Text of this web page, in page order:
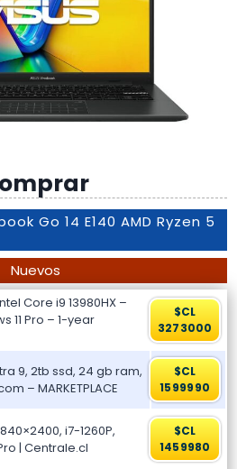
Go 14 E140 AMD Ryzen 5
Nuevos
Core i9 13980HX –
11 Pro – 1-year
$CL
3273000
9, 2tb ssd, 24 gb ram,
– MARKETPLACE
$CL
1599990
i7-1260P,
Pro | Centrale.cl
$CL
1459980